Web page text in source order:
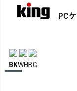
PC
BKWHBG